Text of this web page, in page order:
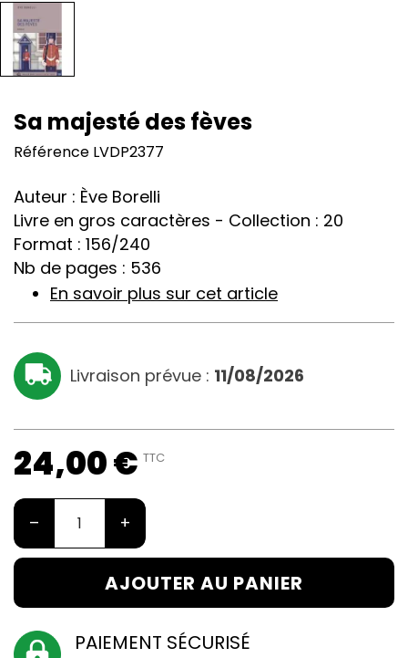
Sa majesté des fèves
Référence LVDP2377
Auteur : Ève Borelli
Livre en gros caractères - Collection : 20
Format : 156/240
Nb de pages : 536
En savoir plus sur cet article
Livraison prévue : 11/08/2026
24,00 € TTC
– +
AJOUTER AU PANIER
PAIEMENT SÉCURISÉ